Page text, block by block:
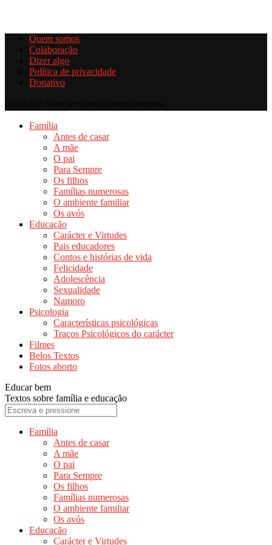
Quem somos
Colaboração
Dizer algo
Política de privacidade
Donativo
Família
Antes de casar
A mãe
O pai
Para Sempre
Os filhos
Famílias numerosas
O ambiente familiar
Os avós
Educação
Carácter e Virtudes
Pais educadores
Contos e histórias de vida
Felicidade
Adolescência
Sexualidade
Namoro
Psicologia
Características psicológicas
Traços Psicológicos do carácter
Filmes
Belos Textos
Fotos aborto
Educar bem
Textos sobre família e educação
Família
Antes de casar
A mãe
O pai
Para Sempre
Os filhos
Famílias numerosas
O ambiente familiar
Os avós
Educação
Carácter e Virtudes